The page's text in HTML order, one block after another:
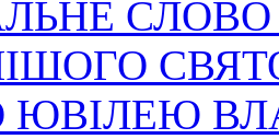
ЮВІЛЕЮ